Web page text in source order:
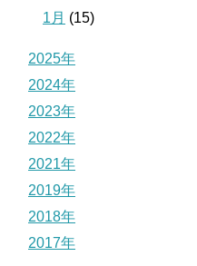
1月 (15)
2025年
2024年
2023年
2022年
2021年
2019年
2018年
2017年